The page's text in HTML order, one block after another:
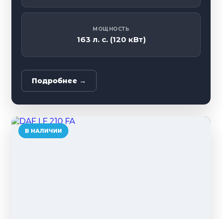
МОЩНОСТЬ
163 л. с. (120 кВт)
Подробнее →
В НАЛИЧИИ